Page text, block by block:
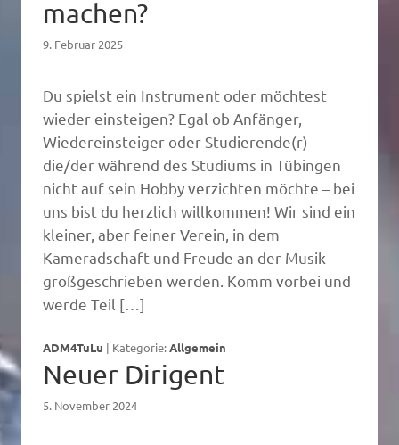
machen?
9. Februar 2025
Du spielst ein Instrument oder möchtest
wieder einsteigen? Egal ob Anfänger,
Wiedereinsteiger oder Studierende(r)
die/der während des Studiums in Tübingen
nicht auf sein Hobby verzichten möchte – bei
uns bist du herzlich willkommen! Wir sind ein
kleiner, aber feiner Verein, in dem
Kameradschaft und Freude an der Musik
großgeschrieben werden. Komm vorbei und
werde Teil […]
ADM4TuLu | Kategorie:Allgemein
Neuer Dirigent
5. November 2024